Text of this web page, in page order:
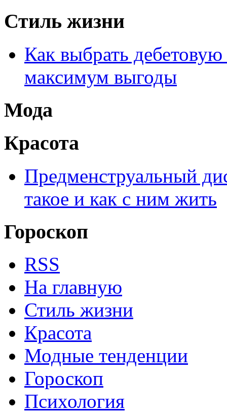
Стиль жизни
Как выбрать дебетовую
максимум выгоды
Мода
Красота
Предменструальный
такое и как с ним жить
Гороскоп
RSS
На главную
Стиль жизни
Красота
Модные тенденции
Гороскоп
Психология